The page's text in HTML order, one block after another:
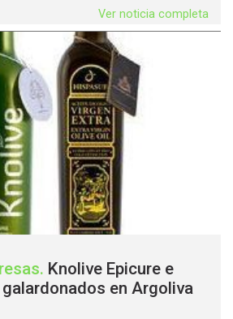
Ver noticia completa
. Knolive Epicure e
en Argoliva